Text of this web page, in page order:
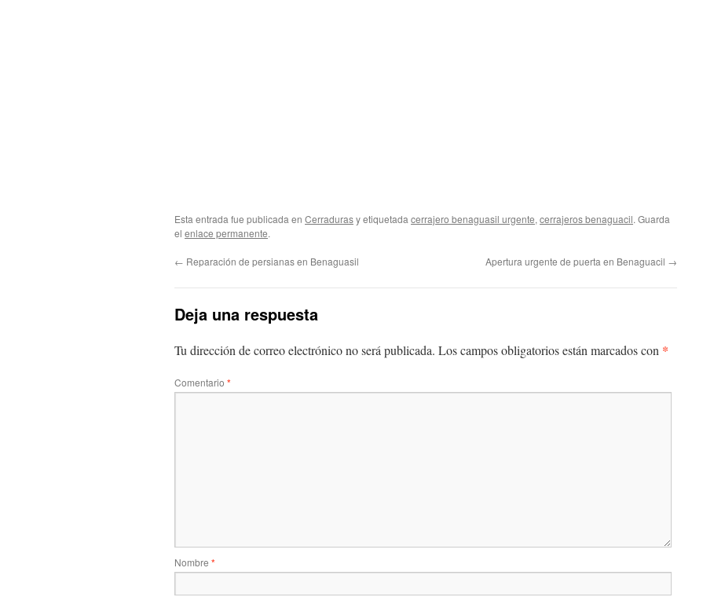
Esta entrada fue publicada en Cerradurasy etiquetada cerrajero benaguasil urgente, cerrajeros benaguacil. Guarda
el enlace permanente.
← Reparación de persianas en Benaguasil Apertura urgente de puerta en Benaguacil →
Deja una respuesta
Tu dirección de correo electrónico no será publicada. Los campos obligatorios están marcados con *
Comentario *
Nombre *